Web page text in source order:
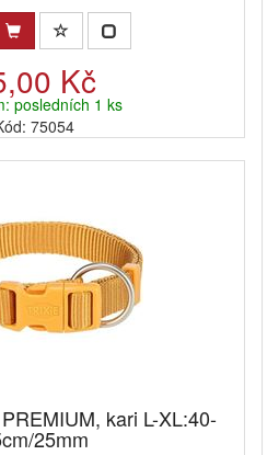
Kč
posledních 1 ks
75054
kari L-XL:40-
25mm